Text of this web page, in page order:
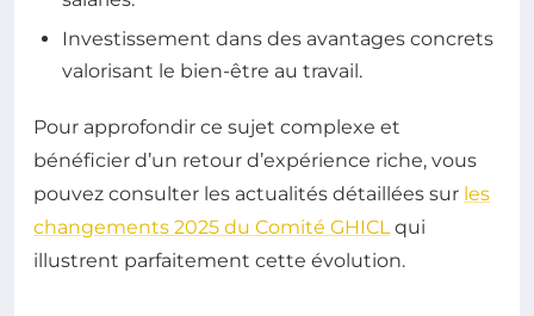
Investissement dans des avantages concrets
valorisant le bien-être au travail.
Pour approfondir ce sujet complexe et
bénéficier d’un retour d’expérience riche, vous
pouvez consulter les actualités détaillées sur les
changements 2025 du Comité GHICLqui
illustrent parfaitement cette évolution.